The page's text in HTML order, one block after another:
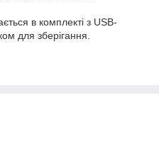
в комплекті з USB-
для зберігання.